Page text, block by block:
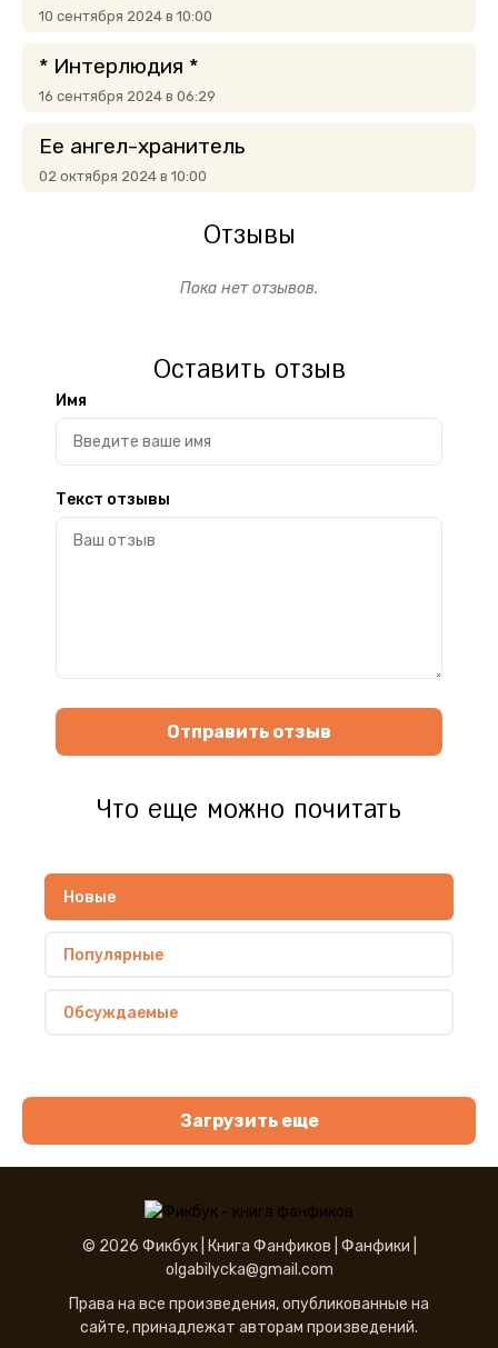
10 сентября 2024 в 10:00
* Интерлюдия *
16 сентября 2024 в 06:29
Ее ангел-хранитель
02 октября 2024 в 10:00
Отзывы
Пока нет отзывов.
Оставить отзыв
Имя
Текст отзывы
Отправить отзыв
Что еще можно почитать
Новые
Популярные
Обсуждаемые
Загрузить еще
© 2026 Фикбук | Книга Фанфиков Фанфики
olgabilycka@gmail.com
Права на все произведения, опубликованные на
сайте, принадлежат авторам произведений.